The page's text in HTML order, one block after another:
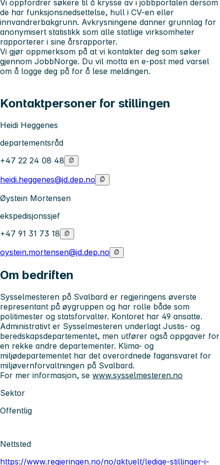
Vi oppfordrer søkere til å krysse av i jobbportalen dersom
de har funksjonsnedsettelse, hull i CV-en eller
innvandrerbakgrunn. Avkrysningene danner grunnlag for
anonymisert statistikk som alle statlige virksomheter
rapporterer i sine årsrapporter.
Vi gjør oppmerksom på at vi kontakter deg som søker
gjennom JobbNorge. Du vil motta en e-post med varsel
om å logge deg på for å lese meldingen.
Kontaktpersoner for stillingen
Heidi Heggenes
departementsråd
+47 22 24 08 48
heidi.heggenes@jd.dep.no
Øystein Mortensen
ekspedisjonssjef
+47 91 31 73 18
oystein.mortensen@jd.dep.no
Om bedriften
Sysselmesteren på Svalbard er regjeringens øverste
representant på øygruppen og har rolle både som
politimester og statsforvalter. Kontoret har 49 ansatte.
Administrativt er Sysselmesteren underlagt Justis- og
beredskapsdepartementet, men utfører også oppgaver for
en rekke andre departementer. Klima- og
miljødepartementet har det overordnede fagansvaret for
miljøvernforvaltningen på Svalbard.
For mer informasjon, se www.sysselmesteren.no
Sektor
Offentlig
Nettsted
https://www.regjeringen.no/no/aktuelt/ledige-stillinger-i-